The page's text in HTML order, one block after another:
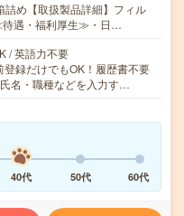
め【取扱製品詳細】フィル
待遇・福利厚生≫・日…
/ 英語力不要
録だけでもOK！履歴書不要
名・職種などを入力す…
40代 50代 60代